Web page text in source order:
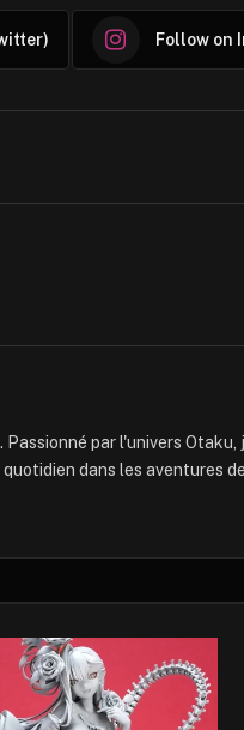
Follow on
par l'univers
dans les aventures